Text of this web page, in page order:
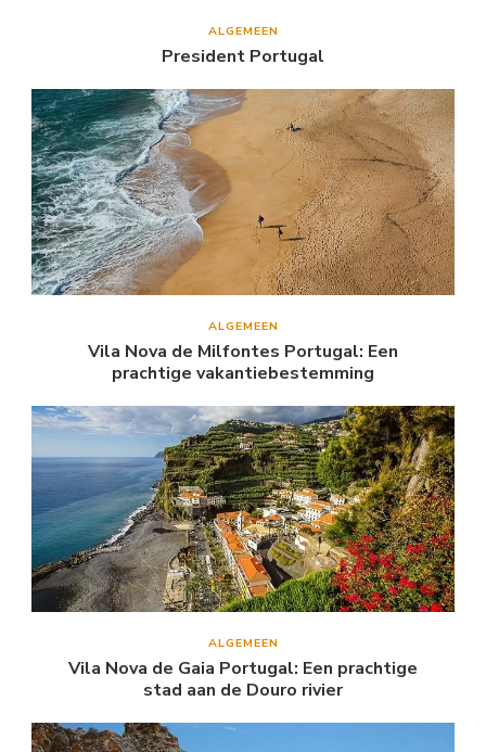
ALGEMEEN
President Portugal
ALGEMEEN
Vila Nova de Milfontes Portugal: Een
prachtige vakantiebestemming
ALGEMEEN
Vila Nova de Gaia Portugal: Een prachtige
stad aan de Douro rivier